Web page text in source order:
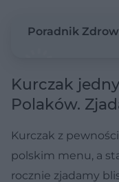
Poradnik
Kurczak
Polaków.
Kurczak z
polskim menu, a
rocznie zjadamy